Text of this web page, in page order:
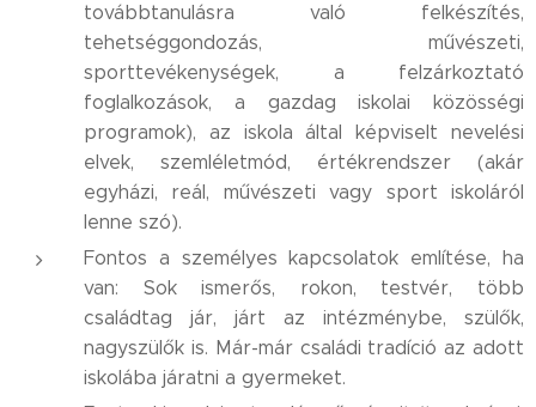
továbbtanulásra való felkészítés,
tehetséggondozás, művészeti,
sporttevékenységek, a felzárkoztató
foglalkozások, a gazdag iskolai közösségi
programok), az iskola által képviselt nevelési
elvek, szemléletmód, értékrendszer (akár
egyházi, reál, művészeti vagy sport iskoláról
lenne szó).
Fontos a személyes kapcsolatok említése, ha
van: Sok ismerős, rokon, testvér, több
családtag jár, járt az intézménybe, szülők,
nagyszülők is. Már-már családi tradíció az adott
iskolába járatni a gyermeket.